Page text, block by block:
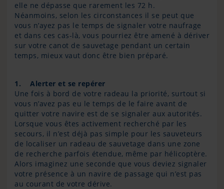
elle ne dépasse que rarement les 72 h.
Néanmoins, selon les circonstances il se peut que
vous n’ayez pas le temps de signaler votre naufrage
et dans ces cas-là, vous pourriez être amené à dériver
sur votre canot de sauvetage pendant un certain
temps, mieux vaut donc être bien préparé.
1. Alerter et se repérer
Une fois à bord de votre radeau la priorité, surtout si
vous n’avez pas eu le temps de le faire avant de
quitter votre navire est de se signaler aux autorités.
Lorsque vous êtes activement recherché par les
secours, il n’est déjà pas simple pour les sauveteurs
de localiser un radeau de sauvetage dans une zone
de recherche parfois étendue, même par hélicoptère.
Alors imaginez une seconde que vous deviez signaler
votre présence à un navire de passage qui n’est pas
au courant de votre dérive.